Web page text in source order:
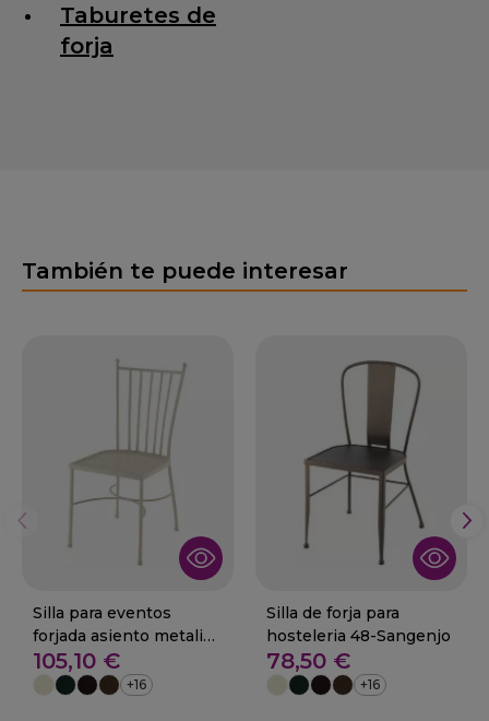
Taburetes de
forja
También te puede interesar
Silla para eventos
forjada asiento metalico
48-Viladecans
105,10 €
+16
Silla de forja para
hosteleria 48-Sangenjo
78,50 €
+16